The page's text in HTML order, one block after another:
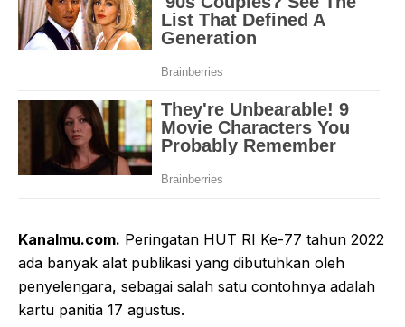
Kanalmu.com. Peringatan HUT RI Ke-77 tahun 2022
ada banyak alat publikasi yang dibutuhkan oleh
penyelengara, sebagai salah satu contohnya adalah
kartu panitia 17 agustus.